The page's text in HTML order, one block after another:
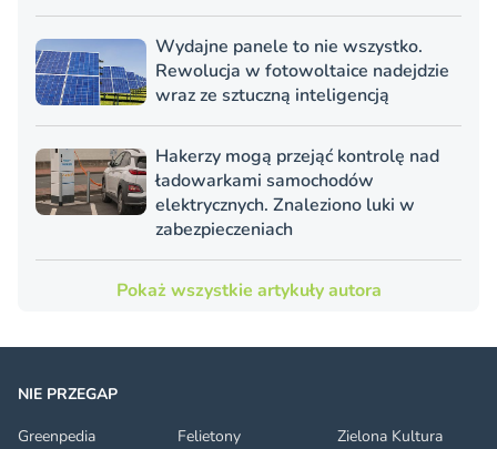
Wydajne panele to nie wszystko.
Rewolucja w fotowoltaice nadejdzie
wraz ze sztuczną inteligencją
Hakerzy mogą przejąć kontrolę nad
ładowarkami samochodów
elektrycznych. Znaleziono luki w
zabezpieczeniach
Pokaż wszystkie artykuły autora
NIE PRZEGAP
Greenpedia
Felietony
Zielona Kultura